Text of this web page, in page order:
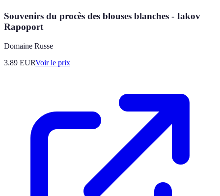
Souvenirs du procès des blouses blanches - Iakov
Rapoport
Domaine Russe
3.89 EURVoir le prix